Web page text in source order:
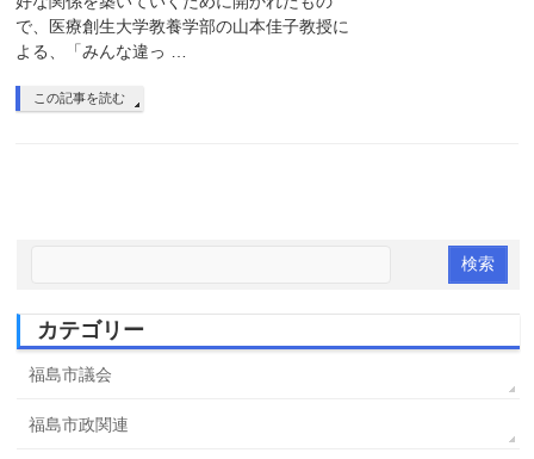
で、医療創生大学教養学部の山本佳子教授に
よる、「みんな違っ …
この記事を読む
カテゴリー
福島市議会
福島市政関連